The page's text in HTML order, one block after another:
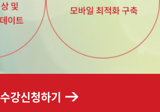
수강신청하기